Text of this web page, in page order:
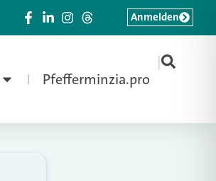
Pfefferminzia.pro
|
Anmelden